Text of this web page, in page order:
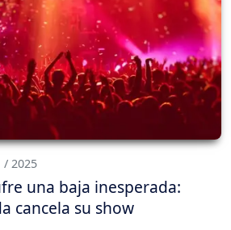
/ 2025
una baja inesperada:
cancela su show